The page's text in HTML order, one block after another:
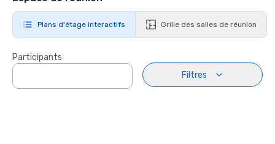
Plans d'étage interactifs Grille des salles de réunion
Participants
Filtres